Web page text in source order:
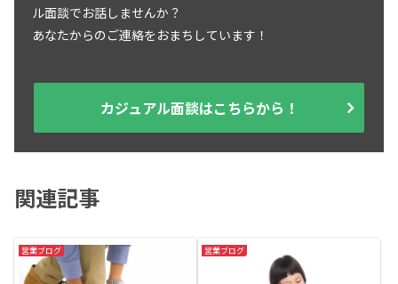
ル面談でお話しませんか？
あなたからのご連絡をおまちしています！
カジュアル面談はこちらから！
関連記事
営業ブログ 営業ブログ